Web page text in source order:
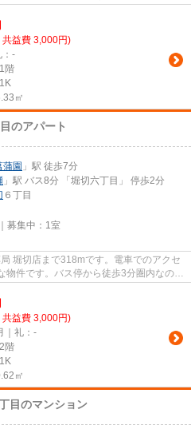
共益費 3,000円)
：-
階
㎡
のアパート
蒲園 」駅 徒歩7分
」駅 バス8分 「堀切六丁目」 停歩2分
６丁目
募集中： 1室
堀切店まで318mです。電車でのアクセ
物件です。バス停から徒歩3分圏内なの
共益費 3,000円)
｜礼：-
階
㎡
目のマンション